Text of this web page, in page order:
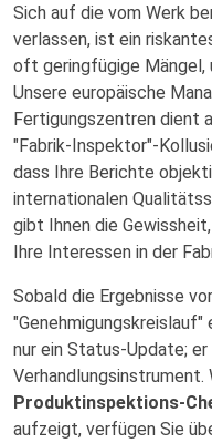
Sich auf die vom Werk
verlassen, ist ein
oft geringfügige Mängel,
Unsere europäische
Fertigungszentren dient
"Fabrik-Inspektor"-
dass Ihre Berichte
internationalen
gibt Ihnen die
Ihre Interessen in der
Sobald die Ergebnisse
nur ein Status-Update;
Verhandlungsinstrument.
Produktinspektions-
aufzeigt, verfügen Sie